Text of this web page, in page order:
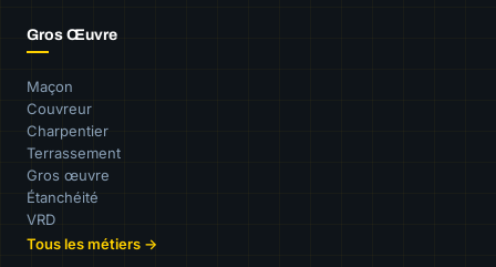
Gros Œuvre
Maçon
Couvreur
Charpentier
Terrassement
Gros œuvre
Étanchéité
VRD
Tous les métiers →